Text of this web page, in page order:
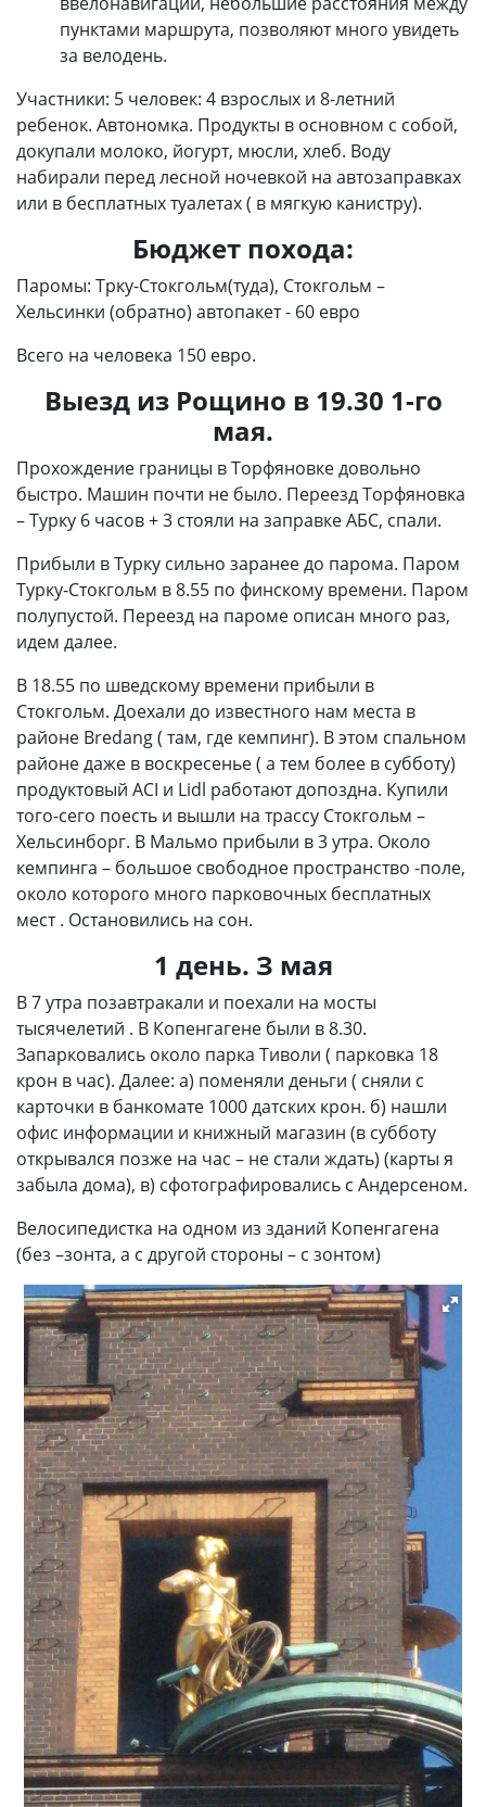
пунктами маршрута, позволяют много увидеть
за велодень.
Участники: 5 человек: 4 взрослых и 8-летний
ребенок. Автономка. Продукты в основном с собой,
докупали молоко, йогурт, мюсли, хлеб. Воду
набирали перед лесной ночевкой на автозаправках
или в бесплатных туалетах ( в мягкую канистру).
Бюджет похода:
Паромы: Трку-Стокгольм(туда), Стокгольм –
Хельсинки (обратно) автопакет - 60 евро
Всего на человека 150 евро.
Выезд из Рощино в 19.30 1-го
мая.
Прохождение границы в Торфяновке довольно
быстро. Машин почти не было. Переезд Торфяновка
– Турку 6 часов + 3 стояли на заправке АБС, спали.
Прибыли в Турку сильно заранее до парома. Паром
Турку-Стокгольм в 8.55 по финскому времени. Паром
полупустой. Переезд на пароме описан много раз,
идем далее.
В 18.55 по шведскому времени прибыли в
Стокгольм. Доехали до известного нам места в
районе Bredang ( там, где кемпинг). В этом спальном
районе даже в воскресенье ( а тем более в субботу)
продуктовый АСI и Lidl работают допоздна. Купили
того-сего поесть и вышли на трассу Стокгольм –
Хельсинборг. В Мальмо прибыли в 3 утра. Около
кемпинга – большое свободное пространство -поле,
около которого много парковочных бесплатных
мест . Остановились на сон.
1 день. З мая
В 7 утра позавтракали и поехали на мосты
тысячелетий . В Копенгагене были в 8.30.
Запарковались около парка Тиволи ( парковка 18
крон в час). Далее: а) поменяли деньги ( сняли с
карточки в банкомате 1000 датских крон. б) нашли
офис информации и книжный магазин (в субботу
открывался позже на час – не стали ждать) (карты я
забыла дома), в) сфотографировались с Андерсеном.
Велосипедистка на одном из зданий Копенгагена
(без –зонта, а с другой стороны – с зонтом)